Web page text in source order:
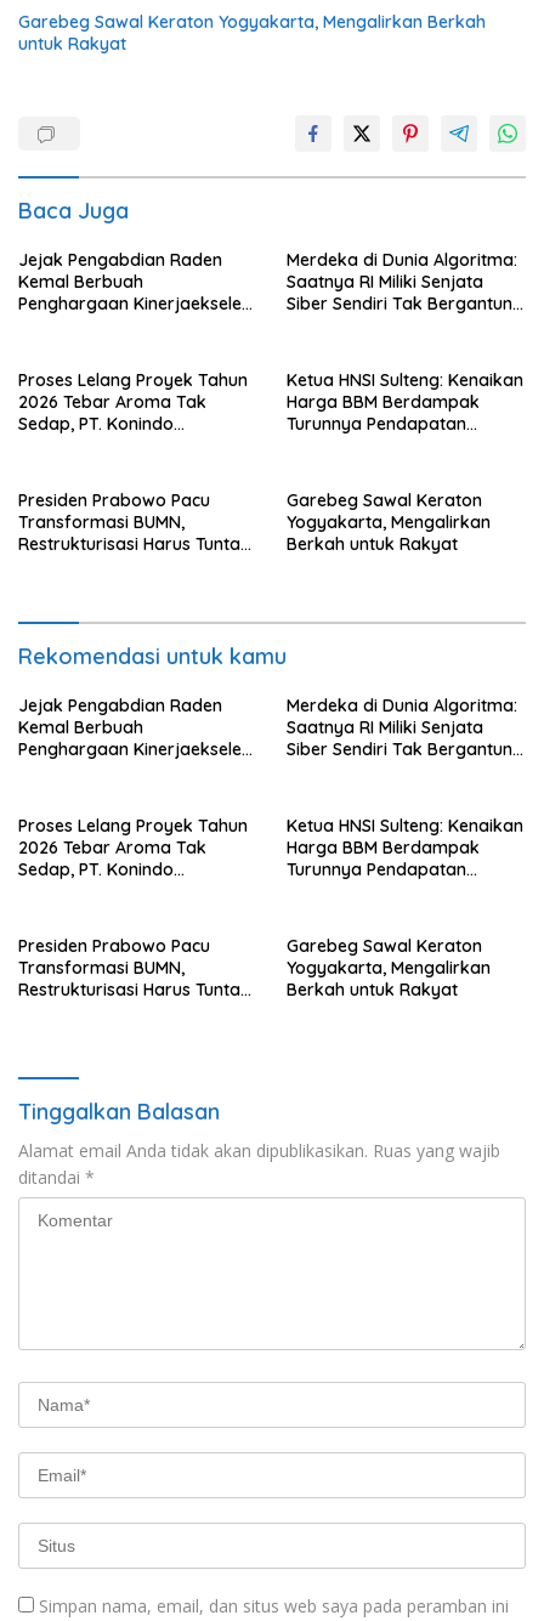
Garebeg Sawal Keraton Yogyakarta, Mengalirkan Berkah
untuk Rakyat
Baca Juga
Jejak Pengabdian Raden
Kemal Berbuah
Penghargaan Kinerjaekselen
Merdeka di Dunia Algoritma:
Saatnya RI Miliki Senjata
Siber Sendiri Tak Bergantung
Proses Lelang Proyek Tahun
2026 Tebar Aroma Tak
Sedap, PT. Konindo
Ketua HNSI Sulteng: Kenaikan
Harga BBM Berdampak
Turunnya Pendapatan
Presiden Prabowo Pacu
Transformasi BUMN,
Restrukturisasi Harus Tuntas
Garebeg Sawal Keraton
Yogyakarta, Mengalirkan
Berkah untuk Rakyat
Rekomendasi untuk kamu
Jejak Pengabdian Raden
Kemal Berbuah
Penghargaan Kinerjaekselen
Merdeka di Dunia Algoritma:
Saatnya RI Miliki Senjata
Siber Sendiri Tak Bergantung
Proses Lelang Proyek Tahun
2026 Tebar Aroma Tak
Sedap, PT. Konindo
Ketua HNSI Sulteng: Kenaikan
Harga BBM Berdampak
Turunnya Pendapatan
Presiden Prabowo Pacu
Transformasi BUMN,
Restrukturisasi Harus Tuntas
Garebeg Sawal Keraton
Yogyakarta, Mengalirkan
Berkah untuk Rakyat
Tinggalkan Balasan
Alamat email Anda tidak akan dipublikasikan. Ruas yang wajib
ditandai *
Simpan nama, email, dan situs web saya pada peramban ini